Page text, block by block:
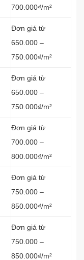
700.000₫/m²
Đơn giá từ
650.000 –
750.000₫/m²
Đơn giá từ
650.000 –
750.000₫/m²
Đơn giá từ
700.000 –
800.000₫/m²
Đơn giá từ
750.000 –
850.000₫/m²
Đơn giá từ
750.000 –
850.000₫/m²